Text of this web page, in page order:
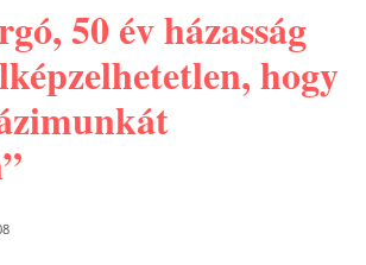
50 év házasság
hogy